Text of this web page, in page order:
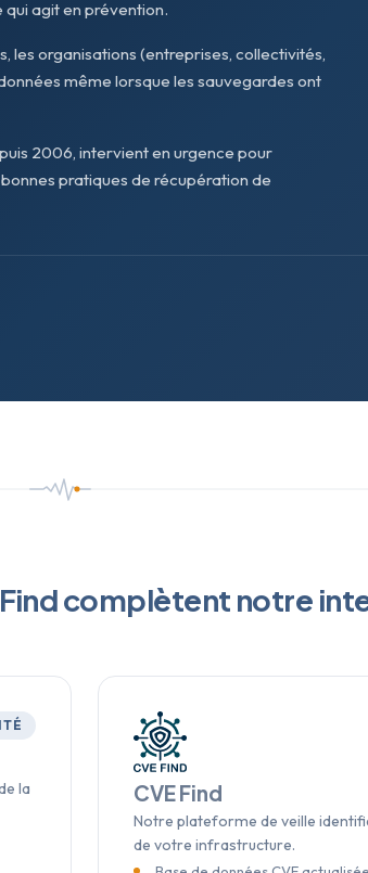
agit en prévention.
les organisations (entreprises, collectivités,
même lorsque les sauvegardes ont
2006, intervient en urgence pour
pratiques de récupération de
complètent notre
la
CVE Find
Notre plateforme de veille
de votre infrastructure.